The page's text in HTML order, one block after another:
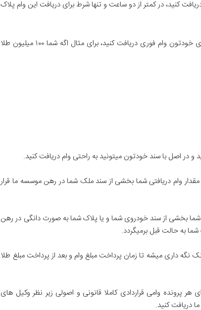
تا ۷۰۰ میلیون تومن از موسسه ما وام دریافت کنید، در کمتر از دو ساعت و تنها شرط برای دریافت این وام پلاک
کمی متفاوت است. شما میتونید تا ۹۰ درصد ارزش طلای خودتون وام فوری دریافت کنید، برای مثال اگه شما ۱۰۰ میلیون طلا
در اصل با سند خودتون میتونید به راحتی وام دریافت کنید.
وام دریافتی شما بخشی از سند ملک شما در رهن موسسه ما قرار
شما بخشی از سند خودروی شما و یا پلاک شما به صورت دانگی در رهن
شما به حالت قبل برمیگردد.
داری میشه تا زمان پرداخت مبلغ وام و بعد از پرداخت مبلغ طلا
پرونده وامی قراردادی کاملا قانونی و اصولی زیر نظر وکیل های
دریافت کنید.